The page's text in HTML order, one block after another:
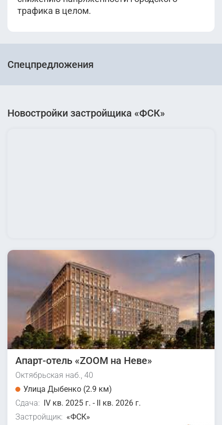
трафика в целом.
Спецпредложения
Новостройки застройщика «ФСК»
Апарт-отель «ZOOM на Неве»
Октябрьская наб., 40
Улица Дыбенко (2.9 км)
Сдача: IV кв. 2025 г. - II кв. 2026 г.
Застройщик: «ФСК»